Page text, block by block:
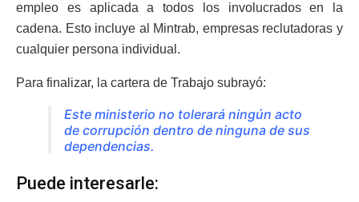
empleo es aplicada a todos los involucrados en la
cadena. Esto incluye al Mintrab, empresas reclutadoras y
cualquier persona individual.
Para finalizar, la cartera de Trabajo subrayó:
Este ministerio no tolerará ningún acto
de corrupción dentro de ninguna de sus
dependencias.
Puede interesarle: